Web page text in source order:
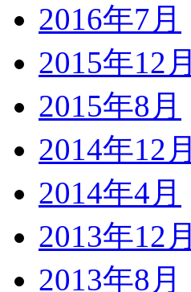
2016年7月
2015年12月
2015年8月
2014年12月
2014年4月
2013年12月
2013年8月